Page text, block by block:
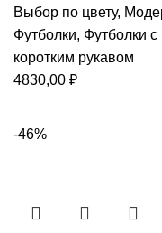
Выбор по цвету,
Футболки, Футболки с
коротким рукавом
4830,00 ₽
-46%